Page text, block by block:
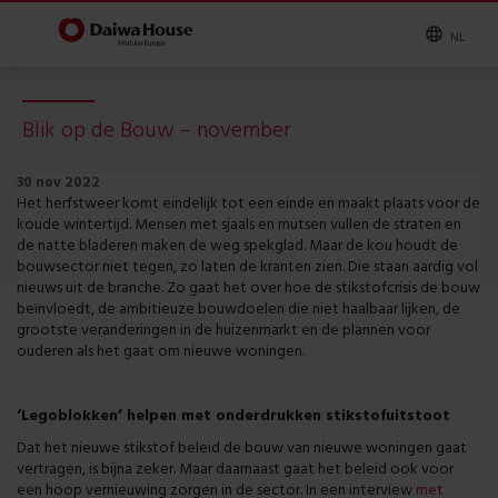
NL
Blik op de Bouw – november
30 nov 2022
Het herfstweer komt eindelijk tot een einde en maakt plaats voor de
koude wintertijd. Mensen met sjaals en mutsen vullen de straten en
de natte bladeren maken de weg spekglad. Maar de kou houdt de
bouwsector niet tegen, zo laten de kranten zien. Die staan aardig vol
nieuws uit de branche. Zo gaat het over hoe de stikstofcrisis de bouw
beïnvloedt, de ambitieuze bouwdoelen die niet haalbaar lijken, de
grootste veranderingen in de huizenmarkt en de plannen voor
ouderen als het gaat om nieuwe woningen.
‘Legoblokken’ helpen met onderdrukken stikstofuitstoot
Dat het nieuwe stikstof beleid de bouw van nieuwe woningen gaat
vertragen, is bijna zeker. Maar daarnaast gaat het beleid ook voor
een hoop vernieuwing zorgen in de sector. In een interviewmet